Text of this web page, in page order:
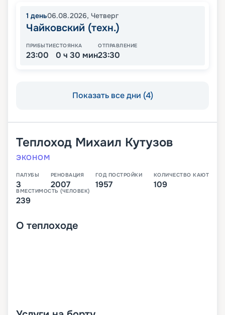
1 день06.08.2026, Четверг
Чайковский (техн.)
ПРИБЫТИЕ
23:00
СТОЯНКА
0 ч 30 мин
ОТПРАВЛЕНИЕ
23:30
Показать все дни (4)
Теплоход Михаил Кутузов
ЭКОНОМ
ПАЛУБЫ
3
РЕНОВАЦИЯ
2007
ГОД ПОСТРОЙКИ
1957
КОЛИЧЕСТВО КАЮТ
109
ВМЕСТИМОСТЬ (ЧЕЛОВЕК)
239
О теплоходе